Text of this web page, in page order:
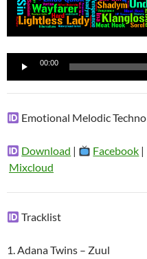
Reproductor
audio
00:00
Emotional Melodic Techno
Download | Facebook |
Mixcloud
Tracklist
1. Adana Twins – Zuul